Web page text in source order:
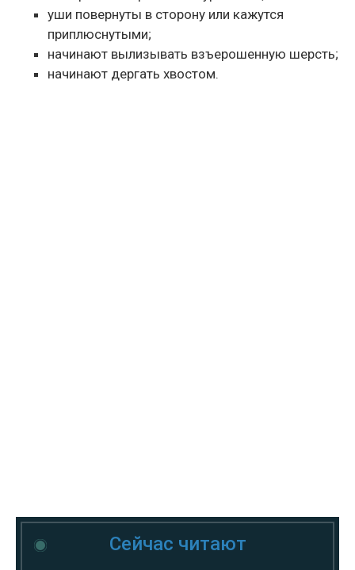
уши повернуты в сторону или кажутся
приплюснутыми;
начинают вылизывать взъерошенную шерсть;
начинают дергать хвостом.
Сейчас читают